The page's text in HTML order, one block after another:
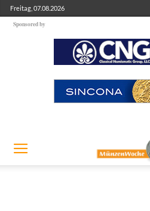
Freitag, 07.08.2026
Sponsored by